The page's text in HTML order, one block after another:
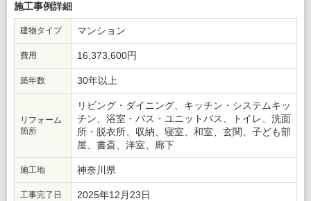
す。
この会社に決めた理由
見積もりは高かったものの、それに見合う安心感と対応力を感じ
られたためです。特に高齢の母が住む家のリフォームであったた
め、できるだけ本人に負担をかけず、リフォーム会社主導でスム
ーズに進めていただける点を重視しました。また、手戻りや追加
対応が発生しないよう、初期段階から精度の高い提案力があるこ
とも重要な判断基準でした。加えて、築年数の古いマンションで
制約事項が多い中、豊富な施工実績に基づいた対応力にも安心感
がありました。最終的には、担当者の方が親身に寄り添いながら
進めてくれそうだと感じられたことが決め手となりました。
施工事例詳細
建物タイプ マンション
費用 16,373,600円
築年数 30年以上
リフォーム
箇所
リビング・ダイニング、キッチン・システムキッ
チン、浴室・バス・ユニットバス、トイレ、洗面
所・脱衣所、収納、寝室、和室、玄関、子ども部
屋、書斎、洋室、廊下
施工地 神奈川県
工事完了日 2025年12月23日